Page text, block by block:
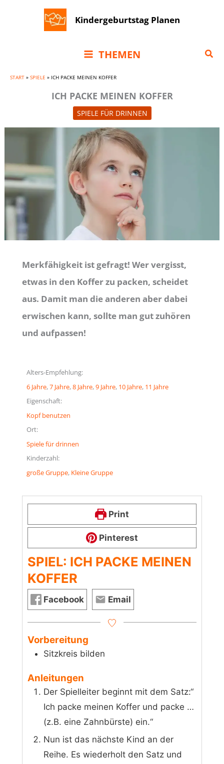
Kindergeburtstag Planen
THEMEN
START » SPIELE » ICH PACKE MEINEN KOFFER
ICH PACKE MEINEN KOFFER
SPIELE FÜR DRINNEN
Merkfähigkeit ist gefragt! Wer vergisst,
etwas in den Koffer zu packen, scheidet
aus. Damit man die anderen aber dabei
erwischen kann, sollte man gut zuhören
und aufpassen!
Alters-Empfehlung:
6 Jahre, 7 Jahre, 8 Jahre, 9 Jahre, 10 Jahre, 11 Jahre
Eigenschaft:
Kopf benutzen
Ort:
Spiele für drinnen
Kinderzahl:
große Gruppe, Kleine Gruppe
Print
Pinterest
SPIEL: ICH PACKE MEINEN
KOFFER
Facebook Email
Vorbereitung
Sitzkreis bilden
Anleitungen
Der Spielleiter beginnt mit dem Satz:“
Ich packe meinen Koffer und packe …
(z.B. eine Zahnbürste) ein.“
Nun ist das nächste Kind an der
Reihe. Es wiederholt den Satz und